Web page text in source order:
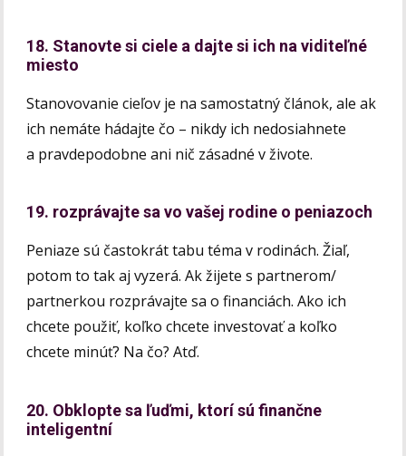
18. Stanovte si ciele a dajte si ich na viditeľné
miesto
Stanovovanie cieľov je na samostatný článok, ale ak
ich nemáte hádajte čo – nikdy ich nedosiahnete
a pravdepodobne ani nič zásadné v živote.
19. rozprávajte sa vo vašej rodine o peniazoch
Peniaze sú častokrát tabu téma v rodinách. Žiaľ,
potom to tak aj vyzerá. Ak žijete s partnerom/
partnerkou rozprávajte sa o financiách. Ako ich
chcete použiť, koľko chcete investovať a koľko
chcete minúť? Na čo? Atď.
20. Obklopte sa ľuďmi, ktorí sú finančne
inteligentní